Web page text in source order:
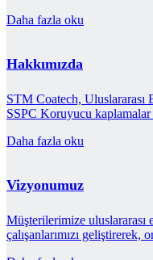
Daha fazla oku
Hakkımızda
STM Coatech, Uluslararası
SSPC Koruyucu
Daha fazla oku
Vizyonumuz
Müşterilerimize
çalışanlarımızı geliştirerek,